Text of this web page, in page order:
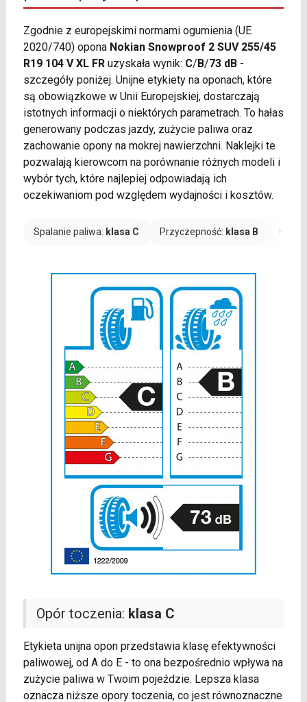
Zgodnie z europejskimi normami ogumienia (UE
2020/740) opona Nokian Snowproof 2 SUV 255/45
R19 104 V XL FRuzyskała wynik: C/ B/73 dB-
szczegóły poniżej. Unijne etykiety na oponach, które
są obowiązkowe w Unii Europejskiej, dostarczają
istotnych informacji o niektórych parametrach. To hałas
generowany podczas jazdy, zużycie paliwa oraz
zachowanie opony na mokrej nawierzchni. Naklejki te
pozwalają kierowcom na porównanie różnych modeli i
wybór tych, które najlepiej odpowiadają ich
oczekiwaniom pod względem wydajności i kosztów.
Spalanie paliwa: klasa C Przyczepność: klasa B
Opór toczenia: klasa C
Etykieta unijna opon przedstawia klasę efektywności
paliwowej, od A do E - to ona bezpośrednio wpływa na
zużycie paliwa w Twoim pojeździe. Lepsza klasa
oznacza niższe opory toczenia, co jest równoznaczne